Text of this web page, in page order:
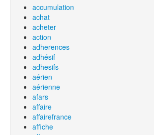
accumulation
achat
acheter
action
adherences
adhésif
adhesifs
aérien
aérienne
afars
affaire
affairefrance
affiche